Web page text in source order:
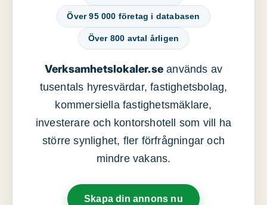
Över 95 000 företag i databasen
Över 800 avtal årligen
Verksamhetslokaler.se används av
tusentals hyresvärdar, fastighetsbolag,
kommersiella fastighetsmäklare,
investerare och kontorshotell som vill ha
större synlighet, fler förfrågningar och
mindre vakans.
Skapa din annons nu